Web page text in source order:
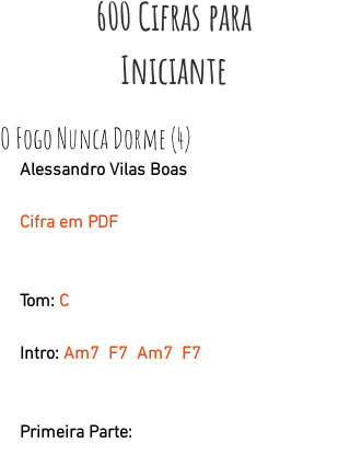
600 Cifras para
Iniciante
O Fogo Nunca Dorme (4)
Alessandro Vilas Boas
Cifra em PDF
Tom: C
Intro: Am7  F7  Am7  F7
Primeira Parte: